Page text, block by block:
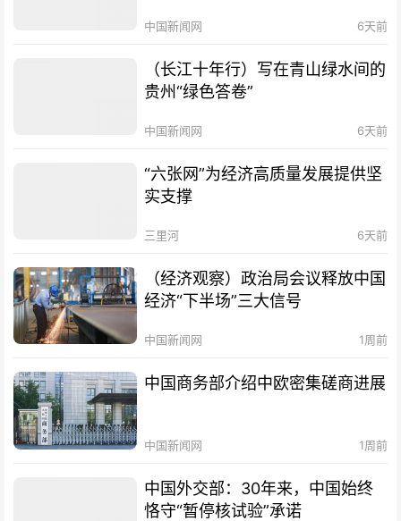
中国新闻网 6天前
（长江十年行）写在青山绿水间的
贵州“绿色答卷”
中国新闻网 6天前
“六张网”为经济高质量发展提供坚
实支撑
三里河 6天前
（经济观察）政治局会议释放中国
经济“下半场”三大信号
中国新闻网 1周前
中国商务部介绍中欧密集磋商进展
中国新闻网 1周前
中国外交部：30年来，中国始终
恪守“暂停核试验”承诺